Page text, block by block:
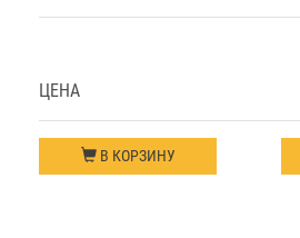
ЦЕНА
В КОРЗИНУ